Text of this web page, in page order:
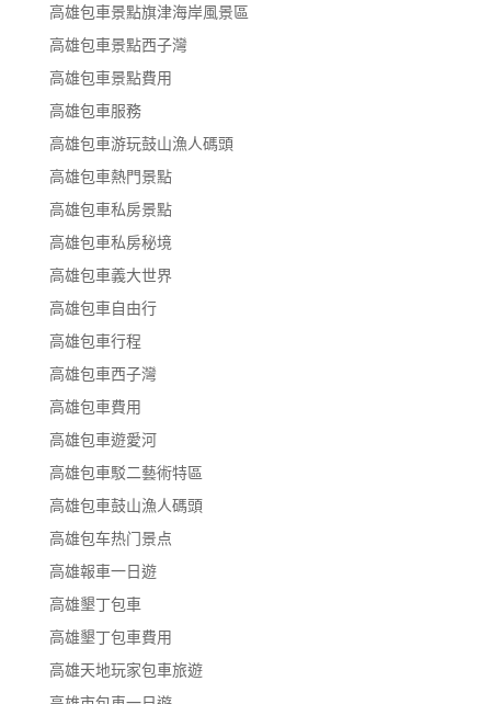
高雄包車景點旗津海岸風景區
高雄包車景點西子灣
高雄包車景點費用
高雄包車服務
高雄包車游玩鼓山漁人碼頭
高雄包車熱門景點
高雄包車私房景點
高雄包車私房秘境
高雄包車義大世界
高雄包車自由行
高雄包車行程
高雄包車西子灣
高雄包車費用
高雄包車遊愛河
高雄包車駁二藝術特區
高雄包車鼓山漁人碼頭
高雄包车热门景点
高雄報車一日遊
高雄墾丁包車
高雄墾丁包車費用
高雄天地玩家包車旅遊